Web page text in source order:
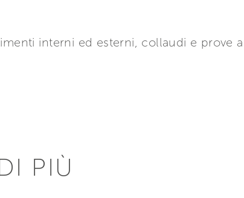
interni ed esterni, collaudi e prove a
PIÙ